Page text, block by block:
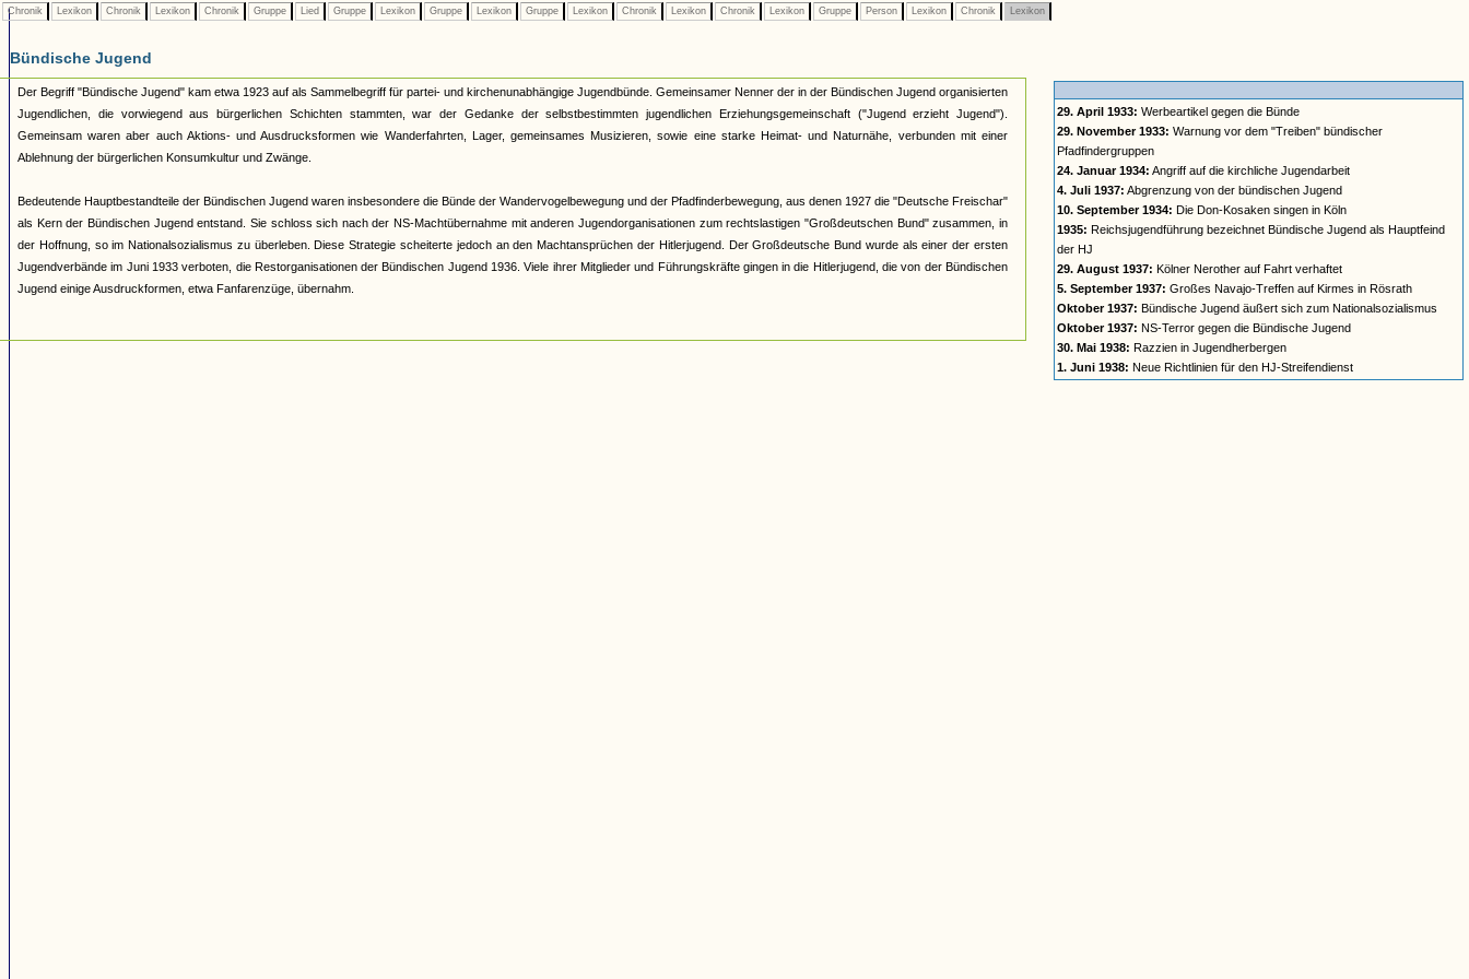
Chronik Lexikon Chronik Lexikon Chronik Gruppe Lied Gruppe Lexikon Gruppe Lexikon Gruppe Lexikon Chronik Lexikon Chronik Lexikon Gruppe Person Lexikon Chronik Lexikon
Bündische Jugend
Der Begriff "Bündische Jugend" kam etwa 1923 auf als Sammelbegriff für partei- und kirchenunabhängige Jugendbünde. Gemeinsamer Nenner der in der Bündischen Jugend organisierten
Jugendlichen, die vorwiegend aus bürgerlichen Schichten stammten, war der Gedanke der selbstbestimmten jugendlichen Erziehungsgemeinschaft ("Jugend erzieht Jugend").
Gemeinsam waren aber auch Aktions- und Ausdrucksformen wie Wanderfahrten, Lager, gemeinsames Musizieren, sowie eine starke Heimat- und Naturnähe, verbunden mit einer
Ablehnung der bürgerlichen Konsumkultur und Zwänge.
Bedeutende Hauptbestandteile der Bündischen Jugend waren insbesondere die Bünde der Wandervogelbewegung und der Pfadfinderbewegung, aus denen 1927 die "Deutsche Freischar"
als Kern der Bündischen Jugend entstand. Sie schloss sich nach der NS-Machtübernahme mit anderen Jugendorganisationen zum rechtslastigen "Großdeutschen Bund" zusammen, in
der Hoffnung, so im Nationalsozialismus zu überleben. Diese Strategie scheiterte jedoch an den Machtansprüchen der Hitlerjugend. Der Großdeutsche Bund wurde als einer der ersten
Jugendverbände im Juni 1933 verboten, die Restorganisationen der Bündischen Jugend 1936. Viele ihrer Mitglieder und Führungskräfte gingen in die Hitlerjugend, die von der Bündischen
Jugend einige Ausdruckformen, etwa Fanfarenzüge, übernahm.
29. April 1933: Werbeartikel gegen die Bünde
29. November 1933: Warnung vor dem "Treiben" bündischer
Pfadfindergruppen
24. Januar 1934: Angriff auf die kirchliche Jugendarbeit
4. Juli 1937: Abgrenzung von der bündischen Jugend
10. September 1934: Die Don-Kosaken singen in Köln
1935: Reichsjugendführung bezeichnet Bündische Jugend als Hauptfeind
der HJ
29. August 1937: Kölner Nerother auf Fahrt verhaftet
5. September 1937: Großes Navajo-Treffen auf Kirmes in Rösrath
Oktober 1937: Bündische Jugend äußert sich zum Nationalsozialismus
Oktober 1937: NS-Terror gegen die Bündische Jugend
30. Mai 1938: Razzien in Jugendherbergen
1. Juni 1938: Neue Richtlinien für den HJ-Streifendienst